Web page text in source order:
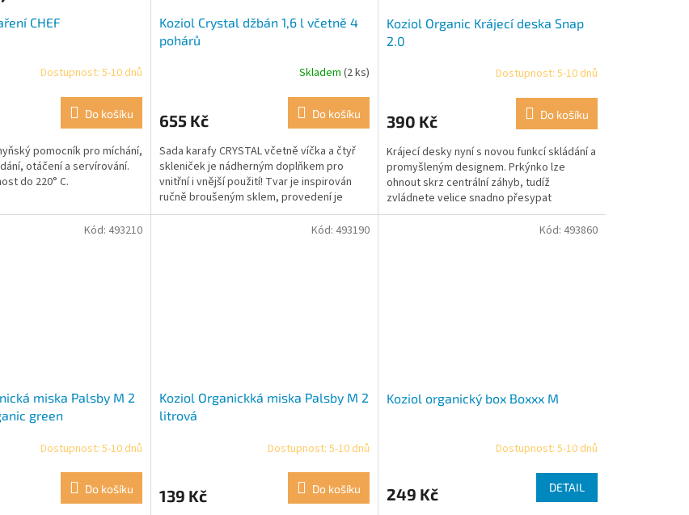
CHEF
Dostupnost: 5-10 dnů
Do košíku
pomocník pro míchání,
otáčení a servírování.
do 220° C.
Koziol Crystal džbán 1,6 l včetně 4
pohárů
je
z
5
hvězdiček.
Skladem (2 ks)
655 Kč Do košíku
Sada karafy CRYSTAL včetně víčka a čtyř
skleniček je nádherným doplňkem pro
vnitřní i vnější použití! Tvar je inspirován
ručně broušeným sklem, provedení je
velice moderní.
Koziol Organic Krájecí deska Snap
2.0
Dostupnost: 5-10 dnů
390 Kč Do košíku
Krájecí desky nyní s novou funkcí skládání a
promyšleným designem. Prkýnko lze
ohnout skrz centrální záhyb, tudíž
zvládnete velice snadno přesypat
nákrájené potraviny do hrnce...
miska Palsby M 2
green
Dostupnost: 5-10 dnů
Do košíku
Kód: 493210
Koziol Organickká miska Palsby M 2
litrová
Dostupnost: 5-10 dnů
139 Kč Do košíku
Kód: 493190
Koziol organický box Boxxx M
Dostupnost: 5-10 dnů
249 Kč DETAIL
Kód: 493860